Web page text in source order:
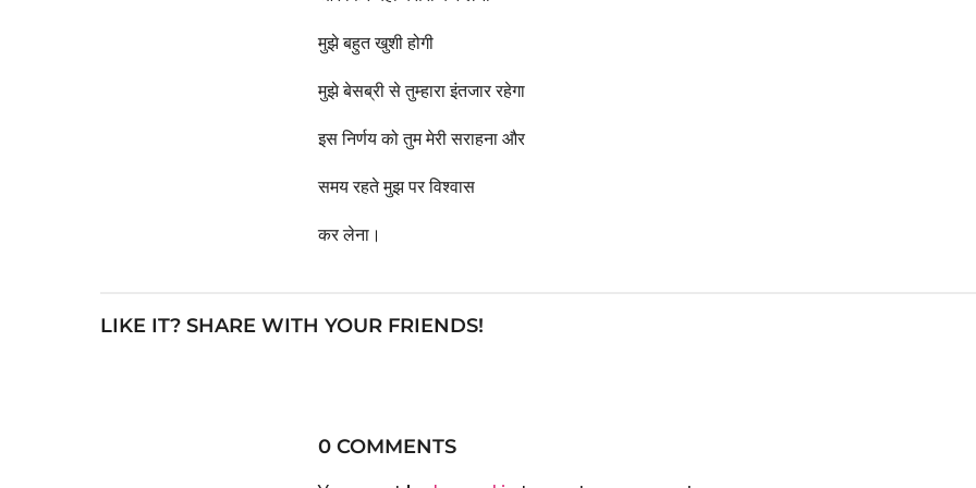
मुझे बहुत खुशी होगी
मुझे बेसब्री से तुम्हारा इंतजार रहेगा
इस निर्णय को तुम मेरी सराहना और
समय रहते मुझ पर विश्वास
कर लेना।
LIKE IT? SHARE WITH YOUR FRIENDS!
0 COMMENTS